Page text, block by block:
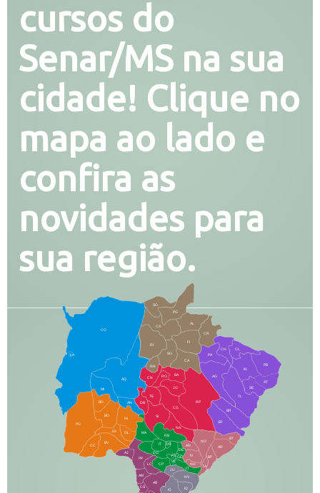
cursos do
Senar/MS na sua
cidade! Clique no
mapa ao lado e
confira as
novidades para
sua região.
CO
AQ
MI
AN
CX
RI
AL
CR
FI
SG
BA
CA
PA
CH CL
PB
SE
TL
AG
BR
SR
BT
AR
RP
RO
JG
CG
SI
NA
TA
NH
JT
RB
MA
IT
DR
DO
CP
JU
NV
IQ
BD
BO
NI
JD
PO
BV
CC
PP
AJ
LC
AM
AB
DB
TE
CS
IG
IN
NO
BP
RN
CN
GL
AN
IV
FS
VC
GD
DE
AT
PG
SO
LA